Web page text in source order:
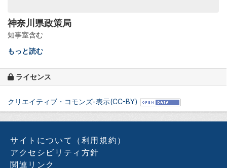
神奈川県政策局
知事室含む
もっと読む
ライセンス
クリエイティブ・コモンズ-表示(CC-BY)
サイトについて（利用規約）
アクセシビリティ方針
関連リンク